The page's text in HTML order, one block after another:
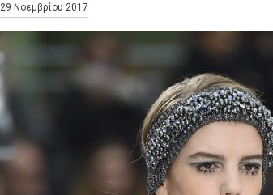
29 Νοεμβρίου 2017